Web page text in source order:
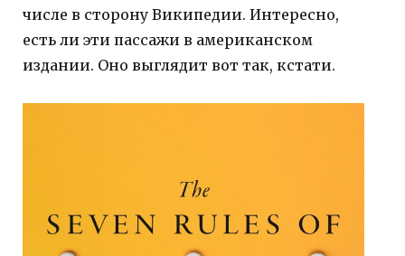
числе в сторону Википедии. Интересно,
есть ли эти пассажи в американском
издании. Оно выглядит вот так, кстати.